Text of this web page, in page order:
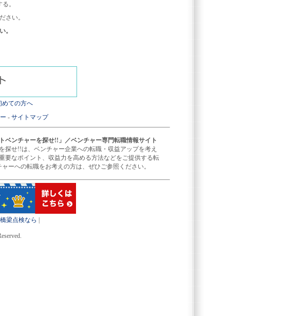
。
さい。
。
めての方へ
- サイトマップ
ベンチャーを探せ!!」／ベンチャー専門転職情報サイト
探せ!!は、ベンチャー企業への転職・収益アップを考え
要なポイント、収益力を高める方法などをご提供する転
ーへの転職をお考えの方は、ぜひご参照ください。
梁点検なら